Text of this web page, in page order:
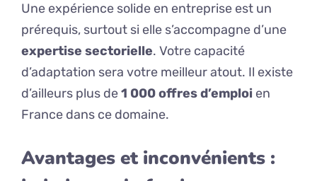
Une expérience solide en entreprise est un
prérequis, surtout si elle s’accompagne d’une
expertise sectorielle. Votre capacité
d’adaptation sera votre meilleur atout. Il existe
d’ailleurs plus de1 000 offres d’emploi en
France dans ce domaine.
Avantages et inconvénients :